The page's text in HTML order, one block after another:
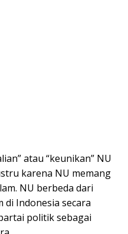
atau “keunikan” NU
karena NU memang
NU berbeda dari
di Indonesia secara
politik sebagai